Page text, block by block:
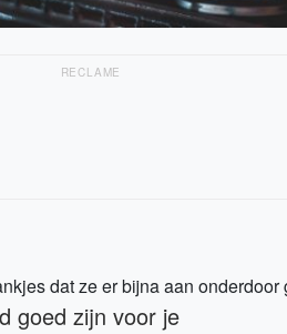
RECLAME
dat ze er bijna aan onderdoor
goed zijn voor je